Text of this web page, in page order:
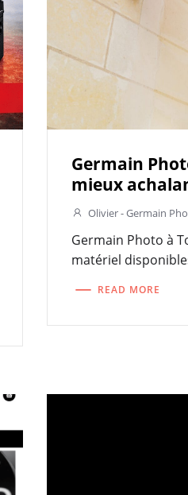
Germain
mieux
Olivier - Germain
Germain Photo à
matériel
READ MORE